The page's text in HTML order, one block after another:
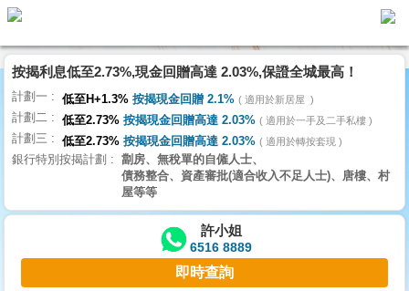
理
主
頁
搵
樓/
交
業
主
按揭利息低至2.73%,現金回贈高達 2.03%,保證全城最高！
計劃一 低至H+1.3% 按揭現金回贈 2.1% 適用於新居屋
計劃二 低至2.73% 按揭現金回贈高達 2.03% 適用於一手及二手私樓
計劃三 低至2.73% 按揭現金回贈高達 2.03% 適用於轉按套現
銀行特別按揭計劃
劏房、無稅單的自僱人士、
債務整合、資產審批(適合收入不足人士)、唐樓、村
屋等等
許小姐
6516 8889
即時查詢